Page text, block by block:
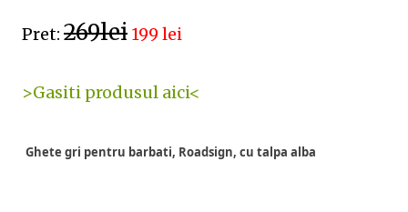
Pret: 269lei 199 lei
>Gasiti produsul aici<
Ghete gri pentru barbati, Roadsign, cu talpa alba